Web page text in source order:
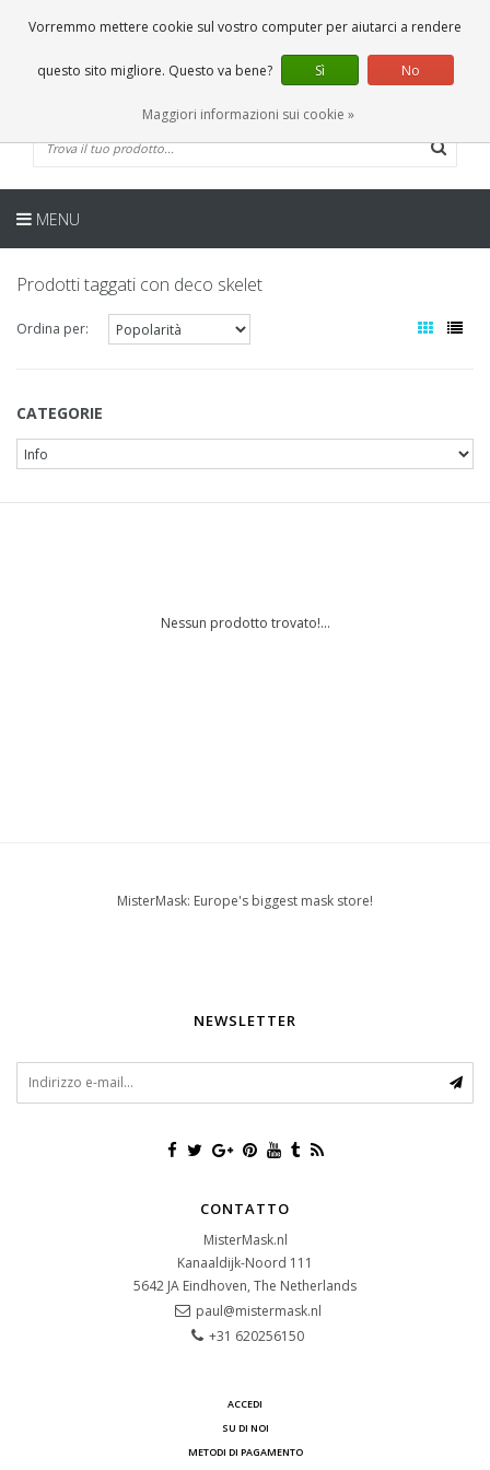
0 Articoli
IT
MENU
Prodotti taggati con deco skelet
Ordina per:
CATEGORIE
Nessun prodotto trovato!...
MisterMask: Europe's biggest mask store!
NEWSLETTER
CONTATTO
MisterMask.nl
Kanaaldijk-Noord 111
5642 JA Eindhoven, The Netherlands
paul@mistermask.nl
+31 620256150
ACCEDI
SU DI NOI
METODI DI PAGAMENTO
Vorremmo mettere cookie sul vostro computer per aiutarci a rendere
questo sito migliore. Questo va bene? Sì No
Maggiori informazioni sui cookie »